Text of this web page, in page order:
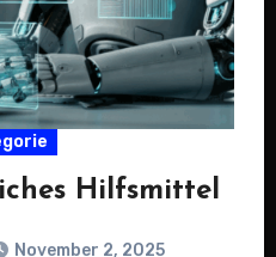
Hilfsmittel
November 2, 2025